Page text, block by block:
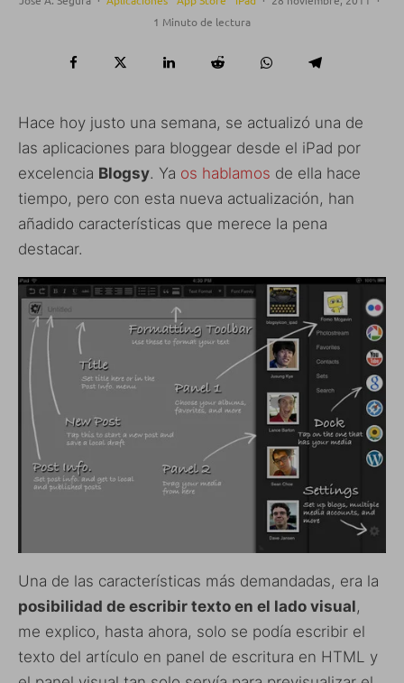
1 Minuto de lectura
Hace hoy justo una semana, se actualizó una de
las aplicaciones para bloggear desde el iPad por
excelencia Blogsy. Ya os hablamos de ella hace
tiempo, pero con esta nueva actualización, han
añadido características que merece la pena
destacar.
Una de las características más demandadas, era la
posibilidad de escribir texto en el lado visual,
me explico, hasta ahora, solo se podía escribir el
texto del artículo en panel de escritura en HTML y